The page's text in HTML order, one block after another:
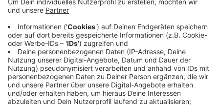
(28.11.) an einem Trinkwasseranschluss für ein Haus
auf der Morper Allee. Gearbeitet wird in Höhe des
Henschesgässchens, die Stadt muss die Morper Allee
dafür an zwei Stellen halbseitig sperren. Eine mobile
Ampel regelt den Verkehr und auch auf der Buslinie O6
müssen Pendler mit Verzögerungen rechnen.